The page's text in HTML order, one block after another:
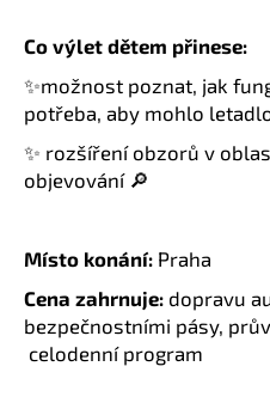
Co výlet dětem přinese:
✨možnost poznat, jak
potřeba, aby mohlo
✨ rozšíření obzorů v
objevování 🔎
Místo konání: Praha
Cena zahrnuje: dopravu
bezpečnostními pásy,
celodenní program